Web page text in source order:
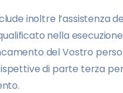
inoltre l’assistenza
nella
del Vostro
di parte terza